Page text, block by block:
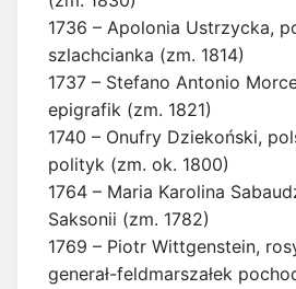
1736 – Apolonia Ustrzycka,
szlachcianka (zm. 1814)
1737 – Stefano Antonio
epigrafik (zm. 1821)
1740 – Onufry Dziekoński,
polityk (zm. ok. 1800)
1764 – Maria Karolina
Saksonii (zm. 1782)
1769 – Piotr Wittgenstein,
generał-feldmarszałek